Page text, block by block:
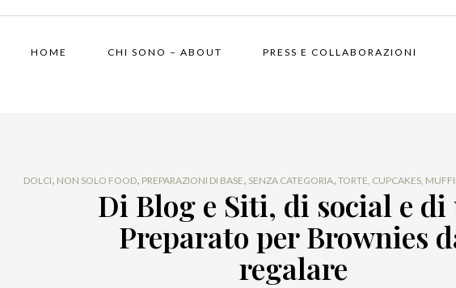
HOME CHI SONO – ABOUT PRESS E COLLABORAZIONI
DOLCI, NON SOLO FOOD, PREPARAZIONI DI BASE, SENZA CATEGORIA, TORTE, CUPCAKES,
Di Blog e Siti, di social e di
Preparato per Brownies
regalare